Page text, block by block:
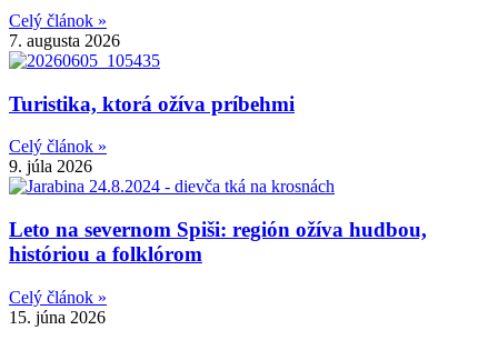
Celý článok »
7. augusta 2026
Turistika, ktorá ožíva príbehmi
Celý článok »
9. júla 2026
Leto na severnom Spiši: región ožíva hudbou,
históriou a folklórom
Celý článok »
15. júna 2026